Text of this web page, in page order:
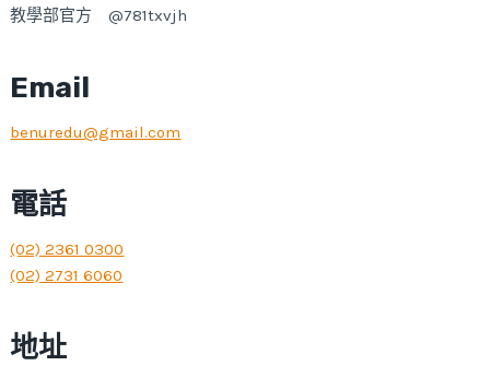
教學部官方 @781txvjh
Email
benuredu@gmail.com
電話
(02) 2361 0300
(02) 2731 6060
地址